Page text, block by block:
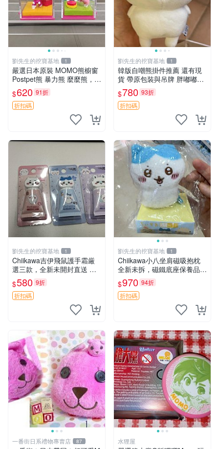
劉先生的挖寶基地 1
嚴選日本原裝 MOMO熊櫥窗
Postpet熊 暴力熊 麼麼熊，實
物精緻收藏無損，二手誠意出
售 暴力熊 MOMO熊 日本版
櫥趣熊熊偶
$620 91折
折扣碼
劉先生的挖寶基地 1
韓版自嘲熊掛件推薦 還有現
貨 帶原包裝與吊牌 胖嘟嘟超
可愛 毛絨手感佳 小熊掛件 自
嘲抱枕 小熊抱枕
$780 93折
折扣碼
劉先生的挖寶基地 1
Chiikawa吉伊飛鼠護手霜厳
選三款，全新未開封直送 飛
鼠 護手霜 吉伊三款 新貨
$580 9折
折扣碼
劉先生的挖寶基地 1
Chiikawa小八坐肩磁吸抱枕
全新未拆，磁鐵底座保養品專
用 磁鐵 磁吸 抱枕
$970 94折
折扣碼
一番街日系禮物專賣店 87 水狸屋